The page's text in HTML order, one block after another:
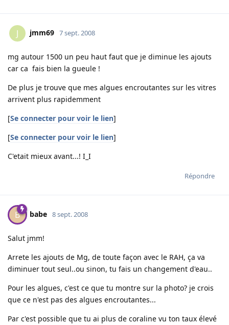
J jmm69 7 sept. 2008
mg autour 1500 un peu haut faut que je diminue les ajouts
car ca fais bien la gueule !
De plus je trouve que mes algues encroutantes sur les vitres
arrivent plus rapidemment
[Se connecter pour voir le lien]
[Se connecter pour voir le lien]
C'etait mieux avant...! I_I
Répondre
B babe 8 sept. 2008
Salut jmm!
Arrete les ajouts de Mg, de toute façon avec le RAH, ça va
diminuer tout seul..ou sinon, tu fais un changement d'eau..
Pour les algues, c'est ce que tu montre sur la photo? je crois
que ce n'est pas des algues encroutantes...
Par c'est possible que tu ai plus de coraline vu ton taux élevé